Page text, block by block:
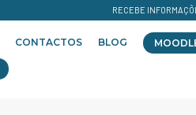
RECEBE
CONTACTOS BLOG